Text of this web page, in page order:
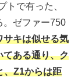
トで有った、
。ゼファー750
サキは似せる気
てある通り、ク
、Z1からは距